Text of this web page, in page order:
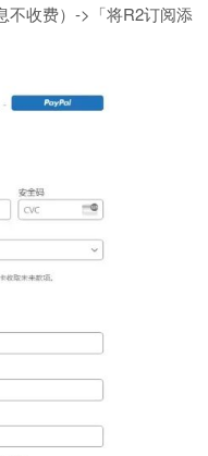
不收费）->「将R2订阅添